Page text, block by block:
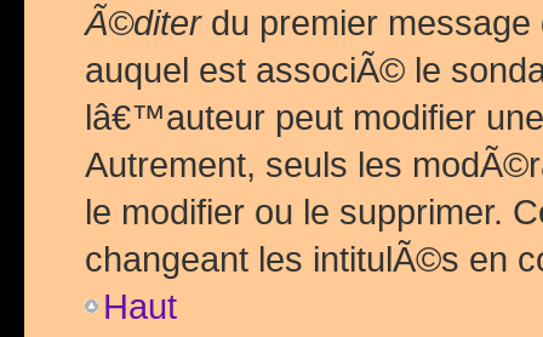
Ã©diterdu premier
auquel est associÃ© le
lâ€™auteur peut modifier
Autrement, seuls les
le modifier ou le supprimer.
changeant les intitulÃ©s en
Haut